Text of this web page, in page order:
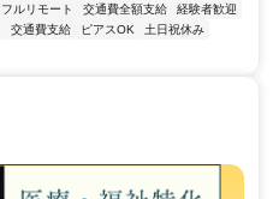
フルリモート 交通費全額支給
経験者歓迎
交通費支給 ピアスOK
土日祝休み